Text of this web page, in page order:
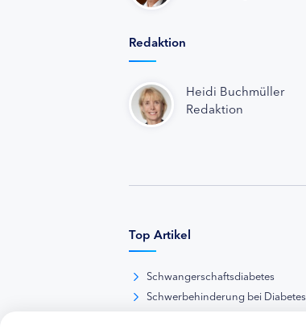
Redaktion
Heidi Buchmüller
Redaktion
Top Artikel
Schwangerschaftsdiabetes
Schwerbehinderung bei Diabetes